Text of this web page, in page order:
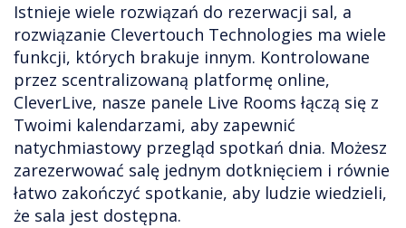
Istnieje wiele rozwiązań do rezerwacji sal, a
rozwiązanie Clevertouch Technologies ma wiele
funkcji, których brakuje innym. Kontrolowane
przez scentralizowaną platformę online,
CleverLive, nasze panele Live Rooms łączą się z
Twoimi kalendarzami, aby zapewnić
natychmiastowy przegląd spotkań dnia. Możesz
zarezerwować salę jednym dotknięciem i równie
łatwo zakończyć spotkanie, aby ludzie wiedzieli,
że sala jest dostępna.